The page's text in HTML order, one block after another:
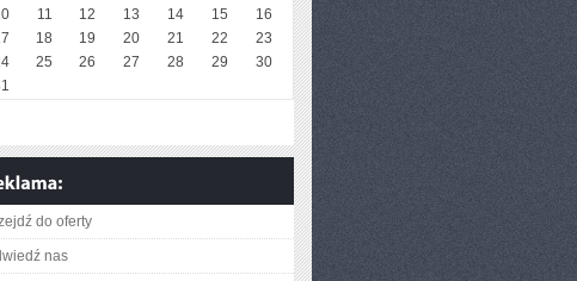
11 12 13 14 15
16
18 19 20 21 22
23
25 26 27 28 29
30
do oferty
nas